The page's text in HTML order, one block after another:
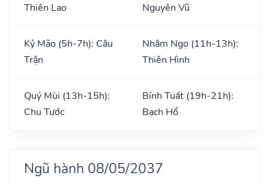
Thiên Lao
Nguyên Vũ
Kỷ Mão (5h-7h): Câu
Trận
Nhâm Ngọ (11h-13h):
Thiên Hình
Quý Mùi (13h-15h):
Chu Tước
Bính Tuất (19h-21h):
Bạch Hổ
Ngũ hành 08/05/2037